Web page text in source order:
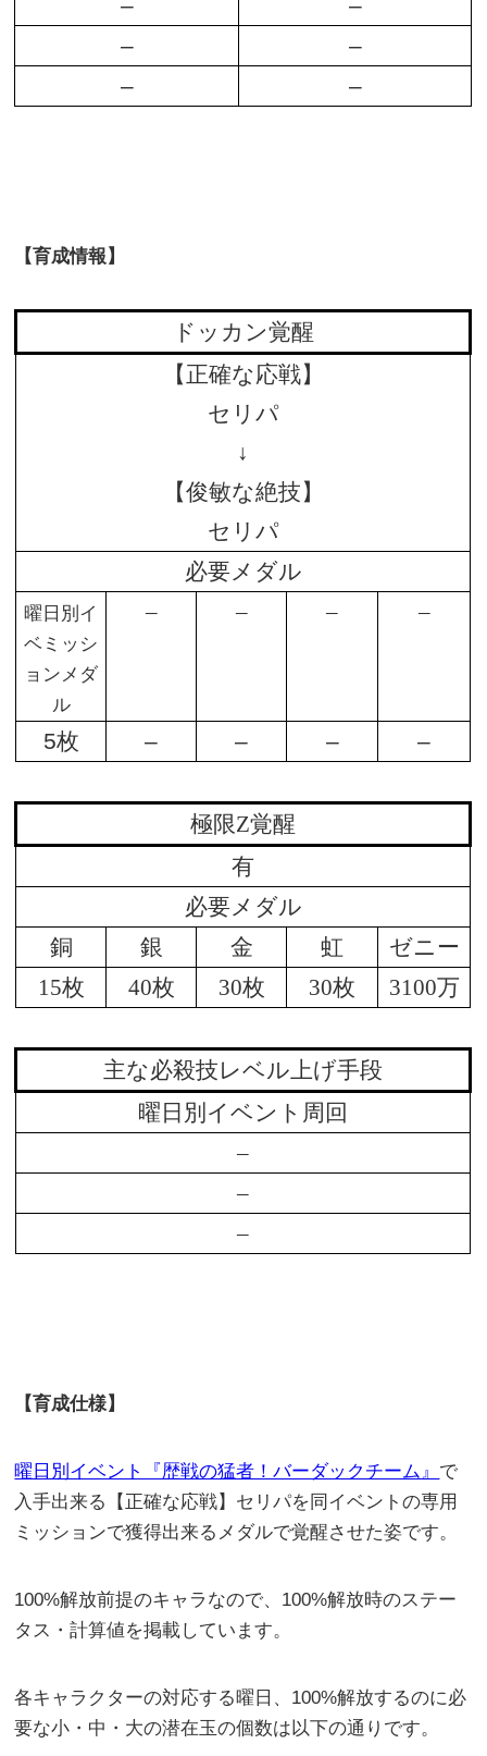
–
–
–
–
–
–
【育成情報】
ドッカン覚醒
【正確な応戦】
セリパ
↓
【俊敏な絶技】
セリパ
必要メダル
曜日別イ
ベミッシ
ョンメダ
ル
– – – –
5枚 – – – –
極限Z覚醒
有
必要メダル
銅
銀 金 虹
ゼニー
15枚
40枚 30枚 30枚 3100万
主な必殺技レベル上げ手段
曜日別イベント周回
–
–
–
【育成仕様】
曜日別イベント『歴戦の猛者！バーダックチーム』 で
入手出来る【正確な応戦】セリパを同イベントの専用
ミッションで獲得出来るメダルで覚醒させた姿です。
100%解放前提のキャラなので、100%解放時のステー
タス・計算値を掲載しています。
各キャラクターの対応する曜日、100%解放するのに必
要な小・中・大の潜在玉の個数は以下の通りです。